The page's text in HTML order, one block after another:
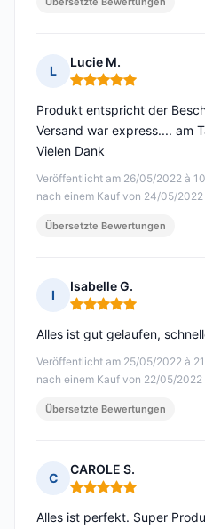
L
Lucie M.
Hinweis: 5 von 5
Veröffentlicht am 26/05/2022 à
nach einem Kauf von 24/05/2022
Produkt entspricht der
Versand war express.... am
Vielen Dank
Übersetzte Bewertungen
I
Isabelle G.
Hinweis: 5 von 5
Veröffentlicht am 25/05/2022 à
nach einem Kauf von 22/05/2022
Alles ist gut gelaufen,
Übersetzte Bewertungen
C
CAROLE S.
Hinweis: 5 von 5
Alles ist perfekt. Super